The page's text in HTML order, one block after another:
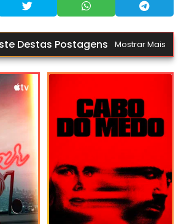
Destas Postagens Mostrar Mais